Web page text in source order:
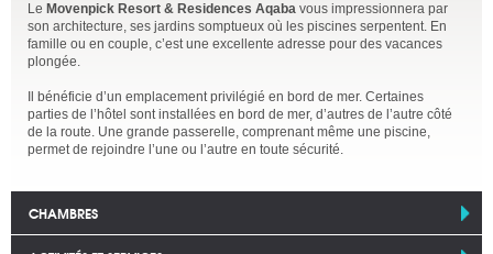
Le Movenpick Resort & Residences Aqaba vous impressionnera par
son architecture, ses jardins somptueux où les piscines serpentent. En
famille ou en couple, c’est une excellente adresse pour des vacances
plongée.
Il bénéficie d’un emplacement privilégié en bord de mer. Certaines
parties de l’hôtel sont installées en bord de mer, d’autres de l’autre côté
de la route. Une grande passerelle, comprenant même une piscine,
permet de rejoindre l’une ou l’autre en toute sécurité.
CHAMBRES